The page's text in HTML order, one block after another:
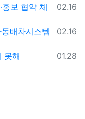
등록일
02.16
보 협약 체
등록일
02.16
배차시스템
등록일
01.28
못해